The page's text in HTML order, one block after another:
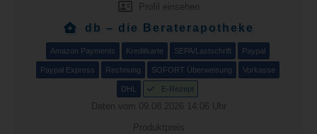
Profil einsehen
db – die Beraterapotheke
Amazon Payments Kreditkarte SEPA/Lastschrift Paypal
Paypal Express Rechnung SOFORT Überweisung Vorkasse
DHL E-Rezept
Daten vom 09.08.2026 14:06 Uhr
Produktpreis